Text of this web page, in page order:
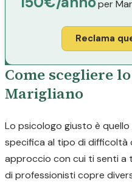
per
Reclama
Come scegliere
Marigliano
Lo psicologo giusto è
specifica al tipo di difficoltà
approccio con cui ti senti a
di professionisti copre